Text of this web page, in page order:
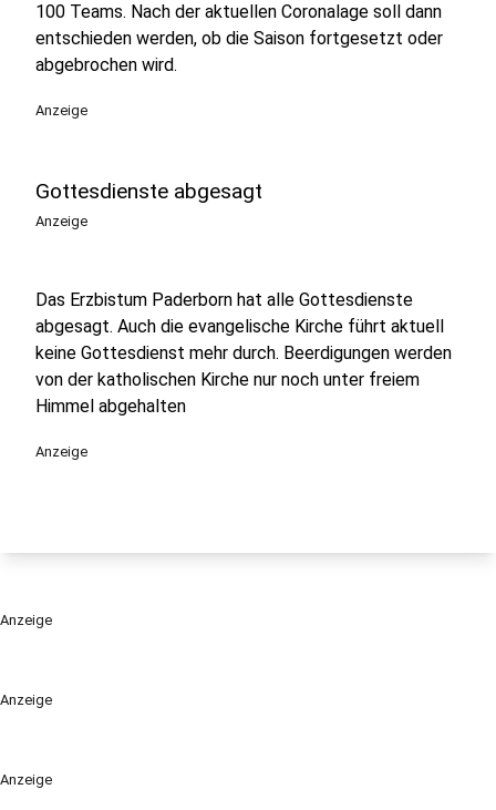
Anzeige
Anzeige
100 Teams. Nach der aktuellen Coronalage soll dann
entschieden werden, ob die Saison fortgesetzt oder
abgebrochen wird.
Anzeige
Gottesdienste abgesagt
Anzeige
Das Erzbistum Paderborn hat alle Gottesdienste
abgesagt. Auch die evangelische Kirche führt aktuell
keine Gottesdienst mehr durch. Beerdigungen werden
von der katholischen Kirche nur noch unter freiem
Himmel abgehalten
Anzeige
Anzeige